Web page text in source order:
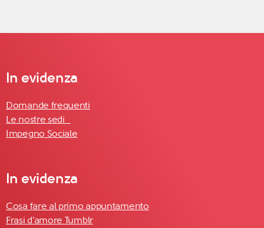
In evidenza
Domande frequenti
Le nostre sedi
Impegno Sociale
In evidenza
Cosa fare al primo appuntamento
Frasi d'amore Tumblr